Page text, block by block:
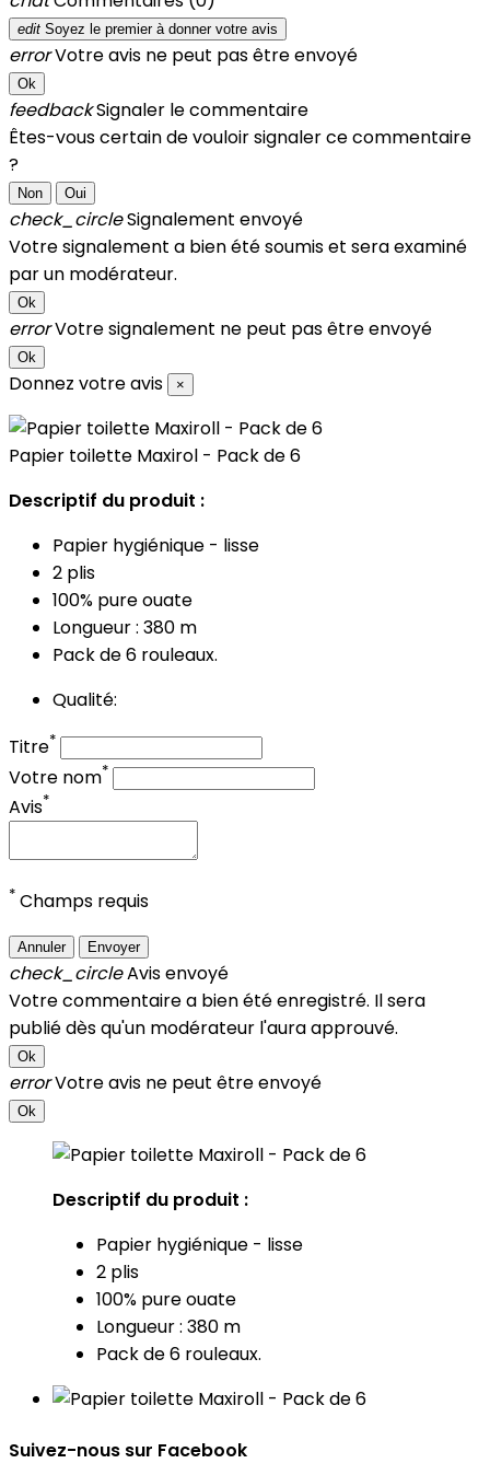
edit Soyez le premier à donner votre avis
errorVotre avis ne peut pas être envoyé
Ok
feedbackSignaler le commentaire
Êtes-vous certain de vouloir signaler ce commentaire
?
Non Oui
check_circleSignalement envoyé
Votre signalement a bien été soumis et sera examiné
par un modérateur.
Ok
errorVotre signalement ne peut pas être envoyé
Ok
Donnez votre avis ×
Papier toilette Maxirol - Pack de 6
Descriptif du produit :
Papier hygiénique - lisse
2 plis
100% pure ouate
Longueur : 380 m
Pack de 6 rouleaux.
Qualité:
Titre*
Votre nom*
Avis*
* Champs requis
Annuler Envoyer
check_circleAvis envoyé
Votre commentaire a bien été enregistré. Il sera
publié dès qu'un modérateur l'aura approuvé.
Ok
errorVotre avis ne peut être envoyé
Ok
Descriptif du produit :
Papier hygiénique - lisse
2 plis
100% pure ouate
Longueur : 380 m
Pack de 6 rouleaux.
Suivez-nous sur Facebook